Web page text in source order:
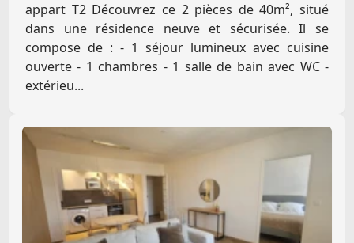
appart T2 Découvrez ce 2 pièces de 40m², situé
dans une résidence neuve et sécurisée. Il se
compose de : - 1 séjour lumineux avec cuisine
ouverte - 1 chambres - 1 salle de bain avec WC -
extérieu...